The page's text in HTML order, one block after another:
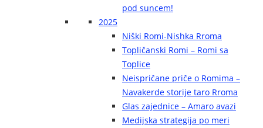
pod suncem!
2025
Niški Romi-Nishka Rroma
Topličanski Romi – Romi sa
Toplice
Neispričane priče o Romima –
Navakerde storije taro Rroma
Glas zajednice – Amaro avazi
Medijska strategija po meri